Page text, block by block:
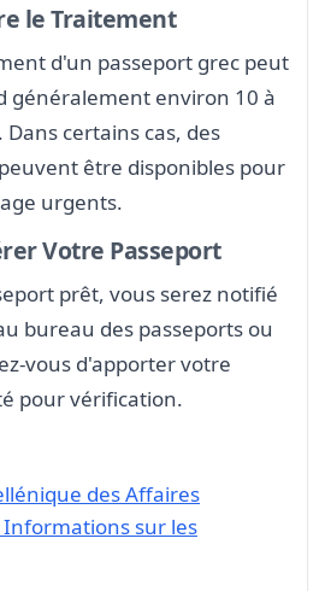
le Traitement
d'un passeport grec peut
généralement environ 10 à
certains cas, des
être disponibles pour
urgents.
Votre Passeport
prêt, vous serez notifié
bureau des passeports ou
vous d'apporter votre
pour vérification.
des Affaires
Informations sur les